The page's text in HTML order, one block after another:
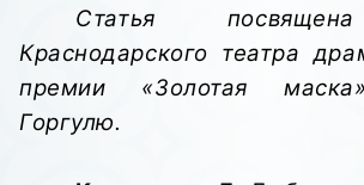
Статья
Краснодарского театра
премии «Золотая
Горгулю.